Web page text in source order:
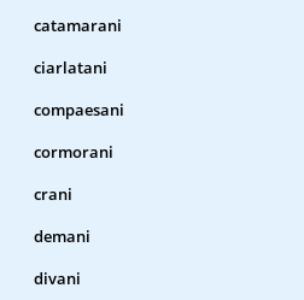
catamarani
ciarlatani
compaesani
cormorani
crani
demani
divani